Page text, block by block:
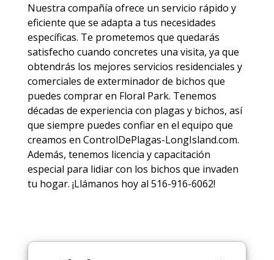
Nuestra compañía ofrece un servicio rápido y
eficiente que se adapta a tus necesidades
específicas. Te prometemos que quedarás
satisfecho cuando concretes una visita, ya que
obtendrás los mejores servicios residenciales y
comerciales de exterminador de bichos que
puedes comprar en Floral Park. Tenemos
décadas de experiencia con plagas y bichos, así
que siempre puedes confiar en el equipo que
creamos en ControlDePlagas-LongIsland.com.
Además, tenemos licencia y capacitación
especial para lidiar con los bichos que invaden
tu hogar. ¡Llámanos hoy al 516-916-6062!